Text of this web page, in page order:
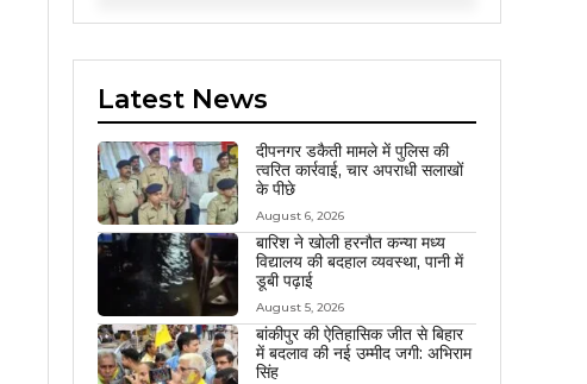
Latest News
दीपनगर डकैती मामले में पुलिस की
त्वरित कार्रवाई, चार अपराधी सलाखों
के पीछे
August 6, 2026
बारिश ने खोली हरनौत कन्या मध्य
विद्यालय की बदहाल व्यवस्था, पानी में
डूबी पढ़ाई
August 5, 2026
बांकीपुर की ऐतिहासिक जीत से बिहार
में बदलाव की नई उम्मीद जगी: अभिराम
सिंह